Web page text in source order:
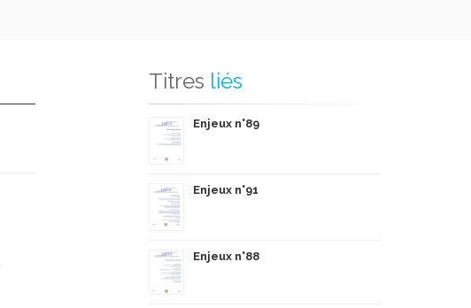
Titres liés
Enjeux n°89
Enjeux n°91
Enjeux n°88